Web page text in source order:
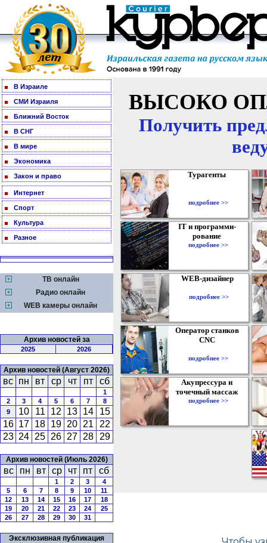
В Израиле
СМИ Израиля
Ближний Восток
В СНГ
В мире
Экономика
Закон и право
Интернет
Спорт
Культура
Разное
ТВ онлайн
Радио онлайн
WEB камеры онлайн
Архив новостей за
2025 2026
Архив новостей (Август 2026)
вс пн вт ср чт пт сб
1
2
3 4 5 6 7
8
9
10 11 12 13 14
15
16 17 18 19 20 21
22
23 24 25 26 27 28 29
Архив новостей (Июль 2026)
вс пн вт ср чт пт сб
1 2 3
4
5
6 7 8 9 10
11
12
13 14 15 16 17
18
19
20 21 22 23 24
25
26
27 28 29 30 31
Эксклюзивная публикация
ВЫСОКО
Получить
Турагенты
подробнее >>
IT и программи-
рование
подробнее >>
WEB-дизайнер
подробнее >>
Оператор станков
CNC
подробнее >>
Акупрессура и
точечный массаж
подробнее >>